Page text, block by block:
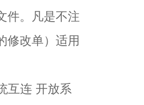
件。凡是不注
修改单）适用
互连 开放系